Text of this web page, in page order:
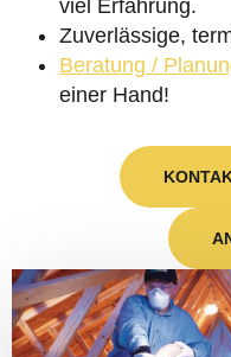
viel Erfahrung.
Zuverlässige,
Beratung /
einer Hand!